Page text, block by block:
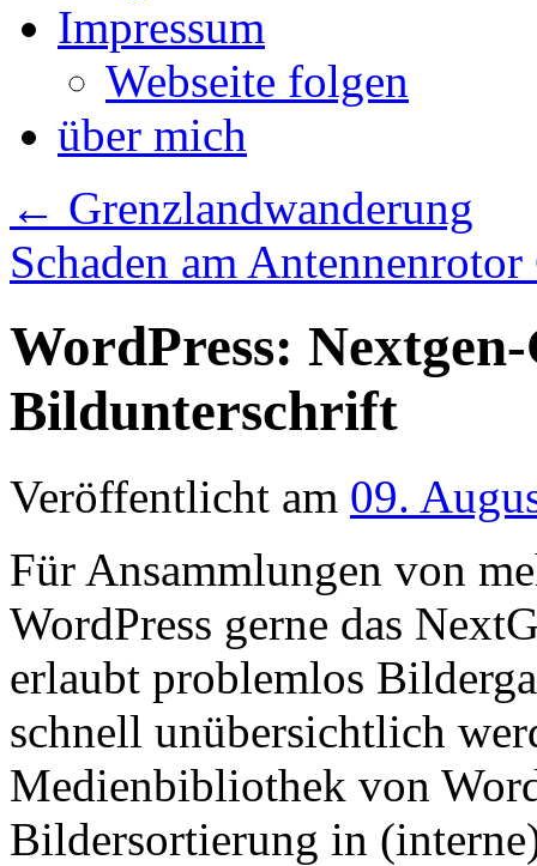
Impressum
Webseite folgen
über mich
← Grenzlandwanderung
Schaden am
WordPress:
Bildunterschrift
Veröffentlicht am 09.
Für Ansammlungen von
WordPress gerne das
erlaubt problemlos
schnell unübersichtlich
Medienbibliothek von
Bildersortierung in